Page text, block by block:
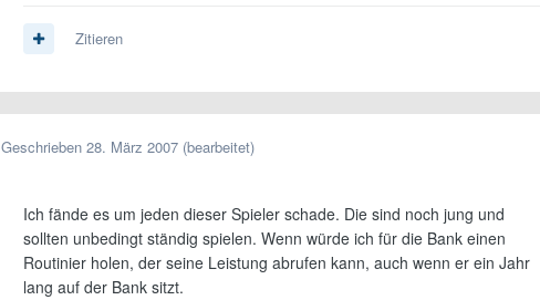
Zitieren
Geschrieben 28. März 2007 (bearbeitet)
Ich fände es um jeden dieser Spieler schade. Die sind noch jung und
sollten unbedingt ständig spielen. Wenn würde ich für die Bank einen
Routinier holen, der seine Leistung abrufen kann, auch wenn er ein Jahr
lang auf der Bank sitzt.